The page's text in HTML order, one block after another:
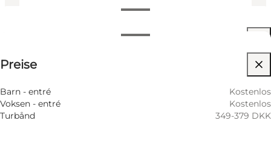
Öffnungszeiten anzeigen
7 August
11:00 AM–09:00 PM
8 August
Samstag
11:00 AM–09:00 PM
9 August
11:00 AM–09:00 PM
Preise
Barn - entré
Kostenlos
Voksen - entré
Kostenlos
Turbånd
349-379 DKK